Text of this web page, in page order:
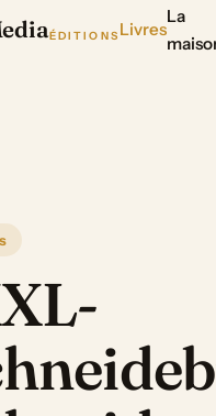
ÉDITIONS Livres
La